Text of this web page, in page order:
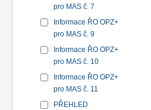
pro MAS č. 7
Informace ŘO OPZ+
pro MAS č. 9
Informace ŘO OPZ+
pro MAS č. 10
Informace ŘO OPZ+
pro MAS č. 11
PŘEHLED